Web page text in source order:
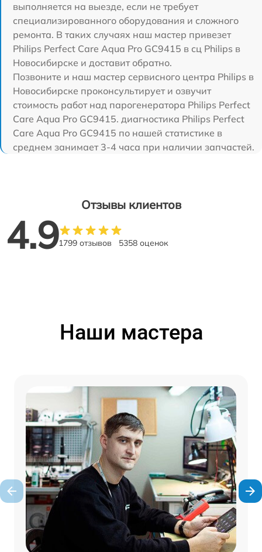
выполняется на выезде, если не требует
специализированного оборудования и сложного
ремонта. В таких случаях наш мастер привезет
Philips Perfect Care Aqua Pro GC9415 в сц Philips в
Новосибирске и доставит обратно.
Позвоните и наш мастер сервисного центра Philips в
Новосибирске проконсультирует и озвучит
стоимость работ над парогенератора Philips Perfect
Care Aqua Pro GC9415. диагностика Philips Perfect
Care Aqua Pro GC9415 по нашей статистике в
среднем занимает 3-4 часа при наличии запчастей.
Отзывы клиентов
4.91799 отзывов 5358 оценок
Наши мастера